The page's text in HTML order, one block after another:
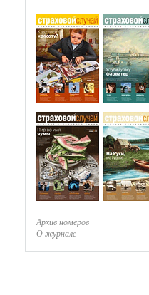
Архив номеров
О журнале